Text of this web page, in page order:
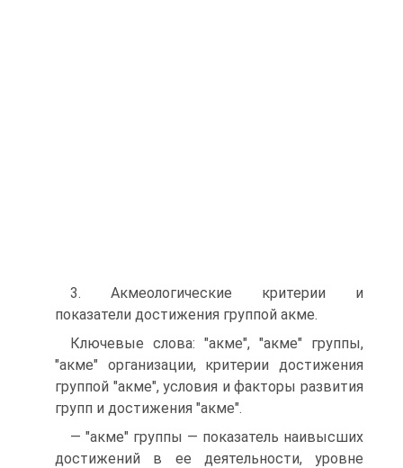
3. Акмеологические критерии и
показатели достижения группой акме.
Ключевые слова: "акме", "акме" группы,
"акме" организации, критерии достижения
группой "акме", условия и факторы развития
групп и достижения "акме".
— "акме" группы — показатель наивысших
достижений в ее деятельности, уровне